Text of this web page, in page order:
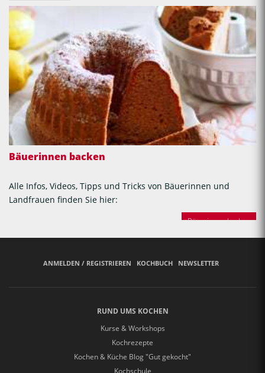
Bäuerinnen backen
Alle Infos, Videos, Tipps und Tricks von Bäuerinnen und
Landfrauen finden Sie hier:
Bäuerinnen backen
ANMELDEN / REGISTRIEREN KOCHBUCH NEWSLETTER
RUND UMS KOCHEN
Kurse & Workshops
Kochrezepte
Kochen & Küche Blog "Gut gekocht"
Kochschule